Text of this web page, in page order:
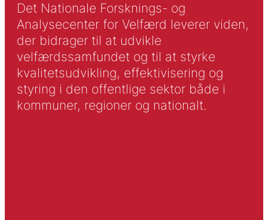
Det Nationale Forsknings- og
Analysecenter for Velfærd leverer viden,
der bidrager til at udvikle
velfærdssamfundet og til at styrke
kvalitetsudvikling, effektivisering og
styring i den offentlige sektor både i
kommuner, regioner og nationalt.